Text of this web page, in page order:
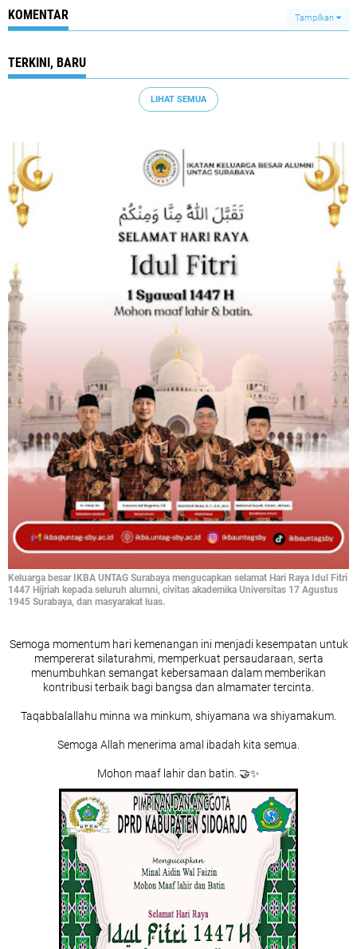
KOMENTAR Tampilkan
TERKINI, BARU
LIHAT SEMUA
Keluarga besar IKBA UNTAG Surabaya mengucapkan selamat Hari Raya Idul Fitri
1447 Hijriah kepada seluruh alumni, civitas akademika Universitas 17 Agustus
1945 Surabaya, dan masyarakat luas.
Semoga momentum hari kemenangan ini menjadi kesempatan untuk
mempererat silaturahmi, memperkuat persaudaraan, serta
menumbuhkan semangat kebersamaan dalam memberikan
kontribusi terbaik bagi bangsa dan almamater tercinta.
Taqabbalallahu minna wa minkum, shiyamana wa shiyamakum.
Semoga Allah menerima amal ibadah kita semua.
Mohon maaf lahir dan batin. 🤝✨